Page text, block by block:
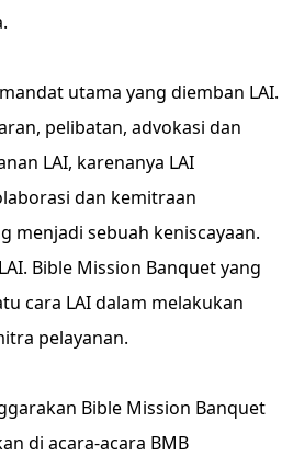
utama yang diemban LAI.
pelibatan, advokasi dan
LAI, karenanya LAI
dan kemitraan
menjadi sebuah keniscayaan.
Bible Mission Banquet yang
cara LAI dalam melakukan
pelayanan.
Bible Mission Banquet
di acara-acara BMB